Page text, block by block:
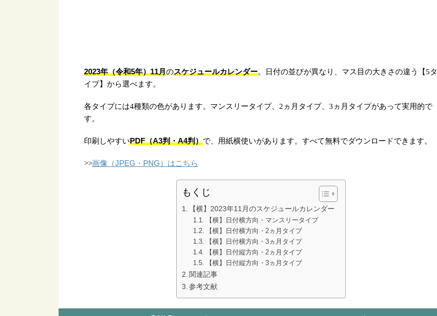
2023年（令和5年）11月のスケジュールカレンダー。日付の並びが異なり、マス目の大きさの違う【5タ
イプ】から選べます。
各タイプには4種類の色があります。マンスリータイプ、2ヵ月タイプ、3ヵ月タイプがあって実用的で
す。
印刷しやすいPDF（A3判・A4判）で、用紙横使いがあります。すべて無料でダウンロードできます。
>>画像（JPEG・PNG）はこちら
もくじ
【横】2023年11月のスケジュールカレンダー
【横】日付横方向・マンスリータイプ
【横】日付横方向・2ヵ月タイプ
【横】日付横方向・3ヵ月タイプ
【横】日付縦方向・2ヵ月タイプ
【横】日付縦方向・3ヵ月タイプ
関連記事
参考文献